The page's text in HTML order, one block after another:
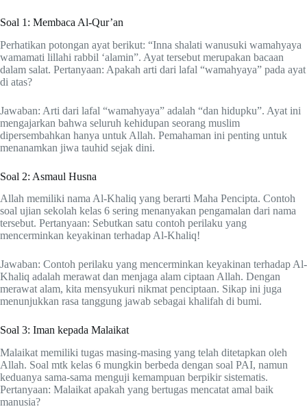
Soal 1: Membaca Al-Qur’an
Perhatikan potongan ayat berikut: “Inna shalati wanusuki wamahyaya
wamamati lillahi rabbil ‘alamin”. Ayat tersebut merupakan bacaan
dalam salat. Pertanyaan: Apakah arti dari lafal “wamahyaya” pada ayat
di atas?
Jawaban: Arti dari lafal “wamahyaya” adalah “dan hidupku”. Ayat ini
mengajarkan bahwa seluruh kehidupan seorang muslim
dipersembahkan hanya untuk Allah. Pemahaman ini penting untuk
menanamkan jiwa tauhid sejak dini.
Soal 2: Asmaul Husna
Allah memiliki nama Al-Khaliq yang berarti Maha Pencipta. Contoh
soal ujian sekolah kelas 6 sering menanyakan pengamalan dari nama
tersebut. Pertanyaan: Sebutkan satu contoh perilaku yang
mencerminkan keyakinan terhadap Al-Khaliq!
Jawaban: Contoh perilaku yang mencerminkan keyakinan terhadap Al-
Khaliq adalah merawat dan menjaga alam ciptaan Allah. Dengan
merawat alam, kita mensyukuri nikmat penciptaan. Sikap ini juga
menunjukkan rasa tanggung jawab sebagai khalifah di bumi.
Soal 3: Iman kepada Malaikat
Malaikat memiliki tugas masing-masing yang telah ditetapkan oleh
Allah. Soal mtk kelas 6 mungkin berbeda dengan soal PAI, namun
keduanya sama-sama menguji kemampuan berpikir sistematis.
Pertanyaan: Malaikat apakah yang bertugas mencatat amal baik
manusia?